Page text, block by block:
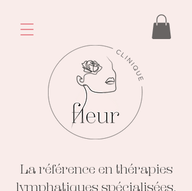
La référence en thérapies
lymphatiques spécialisées.